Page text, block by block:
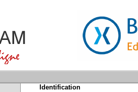
Identification